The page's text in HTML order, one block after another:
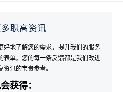
职高资讯
好地了解您的需求，提升我们的服务
表单。您的每一条反馈都是我们改进
讯的宝贵参考。
获得：